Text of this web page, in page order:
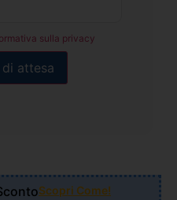
sulla privacy
Scopri Come!